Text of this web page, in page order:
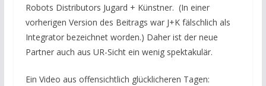
Robots Distributors Jugard + Künstner. (In einer
vorherigen Version des Beitrags war J+K fälschlich als
Integrator bezeichnet worden.) Daher ist der neue
Partner auch aus UR-Sicht ein wenig spektakulär.
Ein Video aus offensichtlich glücklicheren Tagen: